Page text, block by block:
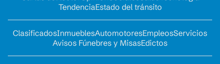
TendenciaEstado del tránsito
ClasificadosInmueblesAutomotoresEmpleosServicios
Avisos Fúnebres y MisasEdictos